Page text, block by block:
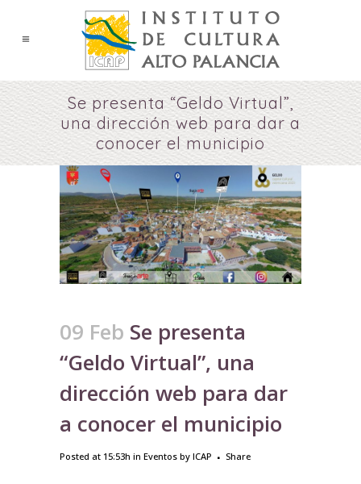
Se presenta “Geldo Virtual”,
una dirección web para dar a
conocer el municipio
09 Feb Se presenta
“Geldo Virtual”, una
dirección web para dar
a conocer el municipio
Posted at 15:53h in Eventos by ICAP Share